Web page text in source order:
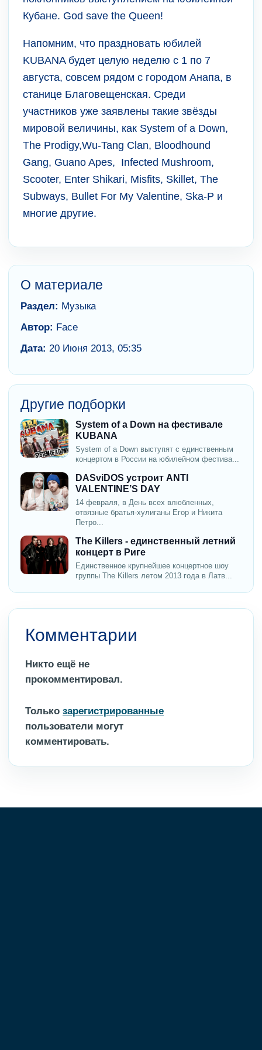
Кубане. God save the Queen!
Напомним, что праздновать юбилей
KUBANA будет целую неделю с 1 по 7
августа, совсем рядом с городом Анапа, в
станице Благовещенская. Среди
участников уже заявлены такие звёзды
мировой величины, как System of a Down,
The Prodigy,Wu-Tang Clan, Bloodhound
Gang, Guano Apes, Infected Mushroom,
Scooter, Enter Shikari, Misfits, Skillet, The
Subways, Bullet For My Valentine, Ska-P и
многие другие.
О материале
Раздел: Музыка
Автор: Face
Дата: 20 Июня 2013, 05:35
Другие подборки
System of a Down на фестивале
KUBANA
System of a Down выступят с единственным
концертом в России на юбилейном фестива...
DASviDOS устроит ANTI
VALENTINE’S DAY
14 февраля, в День всех влюбленных,
отвязные братья-хулиганы Егор и Никита
Петро...
The Killers - единственный летний
концерт в Риге
Единственное крупнейшее концертное шоу
группы The Killers летом 2013 года в Латв...
Комментарии
Никто ещё не
прокомментировал.
Только зарегистрированные
пользователи могут
комментировать.